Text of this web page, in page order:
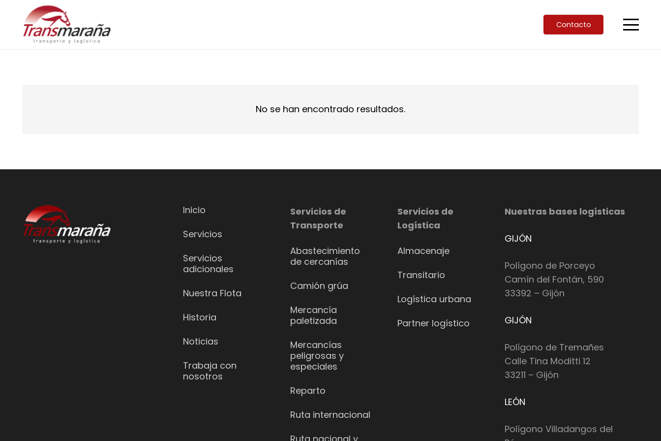
Contacto
No se han encontrado resultados.
Inicio
Servicios
Servicios
adicionales
Nuestra Flota
Historia
Noticias
Trabaja con
nosotros
Servicios de
Transporte
Abastecimiento
de cercanías
Camión grúa
Mercancía
paletizada
Mercancías
peligrosas y
especiales
Reparto
Ruta internacional
Servicios de
Logística
Almacenaje
Transitario
Logística urbana
Partner logístico
Nuestras bases logísticas
GIJÓN
Polígono de Porceyo
Camín del Fontán, 590
33392 – Gijón
GIJÓN
Polígono de Tremañes
Calle Tina Moditti 12
33211 – Gijón
LEÓN
Polígono Villadangos del